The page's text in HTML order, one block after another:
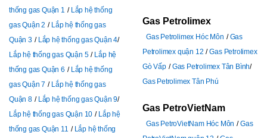
thống gas Quận 1
Lắp hệ thống
gas Quận 2
Lắp hệ thống gas
Quận 3
Lắp hệ thống gas Quận 4
Lắp hệ thống gas Quận 5
Lắp hệ
thống gas Quận 6
Lắp hệ thống
gas Quận 7
Lắp hệ thống gas
Quận 8
Lắp hệ thống gas Quận 9
Lắp hệ thống gas Quận 10
Lắp hệ
thống gas Quận 11
Lắp hệ thống
Gas Petrolimex
Gas Petrolimex Hóc Môn
Gas
Petrolimex quận 12
Gas Petrolimex
Gò Vấp
Gas Petrolimex Tân Bình
Gas Petrolimex Tân Phú
Gas PetroVietNam
Gas PetroVietNam Hóc Môn
Gas